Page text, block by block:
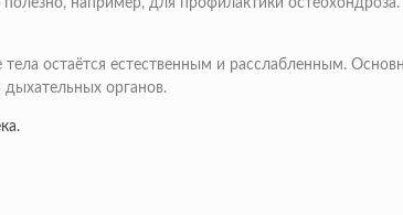
например, для профилактики
остаётся естественным и расслабленным.
органов.